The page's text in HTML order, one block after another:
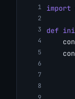
import
def